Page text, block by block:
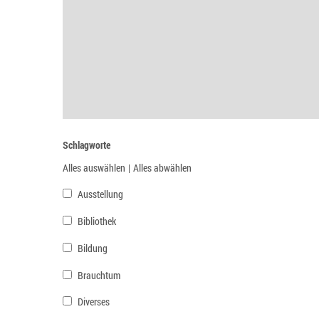
Schlagworte
Alles auswählen | Alles abwählen
Ausstellung
Bibliothek
Bildung
Brauchtum
Diverses